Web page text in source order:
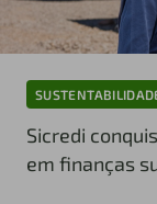
Sicredi
em finanças